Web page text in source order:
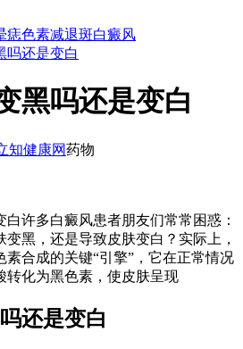
痣色素减退斑白癜风
吗还是变白
黑吗还是变白
知健康网药物
许多白癜风患者朋友们常常困惑：
黑，还是导致皮肤变白？实际上，
合成的关键“引擎”，它在正常情况
转化为黑色素，使皮肤呈现
还是变白